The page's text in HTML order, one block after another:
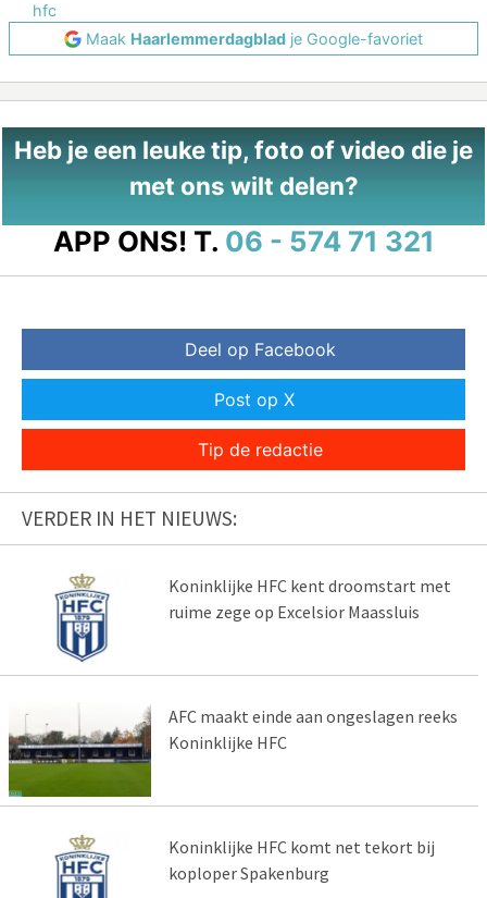
hfc
Maak Haarlemmerdagblad je Google-favoriet
Heb je een leuke tip, foto of video die je
met ons wilt delen?
APP ONS! T. 06 - 574 71 321
Deel op Facebook
Post op X
Tip de redactie
VERDER IN HET NIEUWS:
Koninklijke HFC kent droomstart met
ruime zege op Excelsior Maassluis
AFC maakt einde aan ongeslagen reeks
Koninklijke HFC
Koninklijke HFC komt net tekort bij
koploper Spakenburg